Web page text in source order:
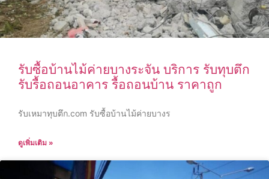
รับซื้อบ้านไม้ค่ายบางระจัน บริการ รับทุบตึก
รับรื้อถอนอาคาร รื้อถอนบ้าน ราคาถูก
รับเหมาทุบตึก.com รับซื้อบ้านไม้ค่ายบางร
ดูเพิ่มเติม »